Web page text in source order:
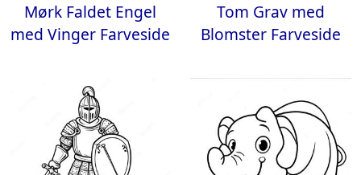
Mørk Faldet Engel
med Vinger Farveside
Tom Grav med
Blomster Farveside